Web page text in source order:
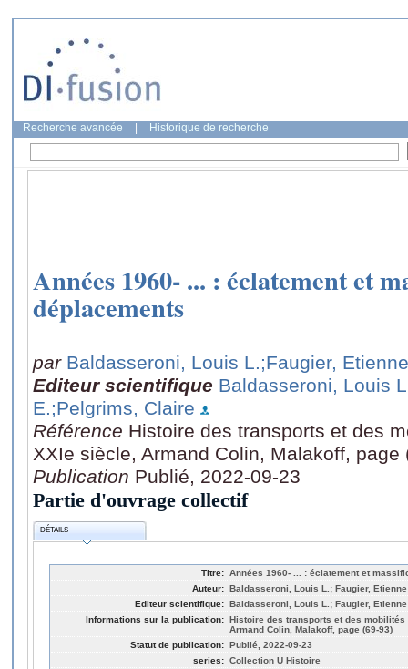
Recherche avancée Historique de recherche
Années 1960- ... : éclatement et
déplacements
par Baldasseroni, Louis L.;Faugier,
Editeur scientifique Baldasseroni, Louis
E.;Pelgrims, Claire
Référence Histoire des transports et des
XXIe siècle, Armand Colin, Malakoff, page
Publication Publié, 2022-09-23
Partie d'ouvrage collectif
DÉTAILS
Titre: Années 1960- ... : éclatement et
Auteur: Baldasseroni, Louis L.; Faugier,
Editeur scientifique: Baldasseroni, Louis L.; Faugier,
Informations sur la publication: Histoire des transports et des mobilités
Armand Colin, Malakoff, page (69-93)
Statut de publication: Publié, 2022-09-23
series: Collection U Histoire